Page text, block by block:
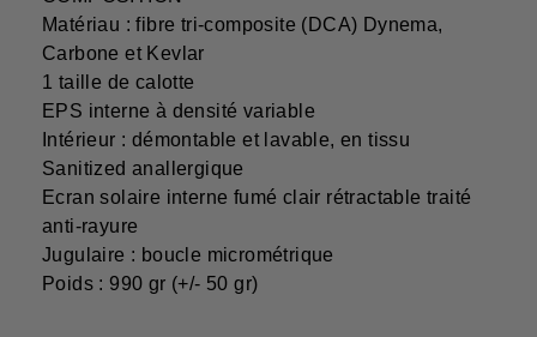
Matériau : fibre tri-composite (DCA) Dynema,
Carbone et Kevlar
1 taille de calotte
EPS interne à densité variable
Intérieur : démontable et lavable, en tissu
Sanitized anallergique
Ecran solaire interne fumé clair rétractable traité
anti-rayure
Jugulaire : boucle micrométrique
Poids : 990 gr (+/- 50 gr)